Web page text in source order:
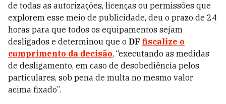
de todas as autorizações, licenças ou permissões que
explorem esse meio de publicidade, deu o prazo de 24
horas para que todos os equipamentos sejam
desligados e determinou que o DF fiscalize o
cumprimento da decisão, “executando as medidas
de desligamento, em caso de desobediência pelos
particulares, sob pena de multa no mesmo valor
acima fixado”.